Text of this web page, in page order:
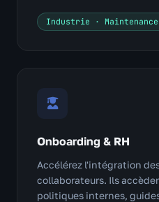
Industrie ·
Onboarding & RH
Accélérez l'intégration
collaborateurs. Ils
politiques internes,